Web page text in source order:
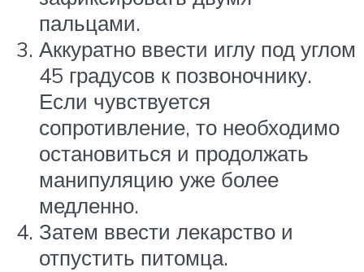
пальцами.
Аккуратно ввести иглу под углом
45 градусов к позвоночнику.
Если чувствуется
сопротивление, то необходимо
остановиться и продолжать
манипуляцию уже более
медленно.
Затем ввести лекарство и
отпустить питомца.